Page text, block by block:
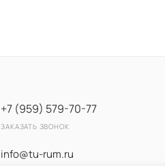
+7 (959) 579-70-77
ЗАКАЗАТЬ ЗВОНОК
info@tu-rum.ru